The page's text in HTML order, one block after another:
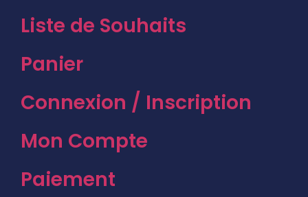
Liste de Souhaits
Panier
Connexion / Inscription
Mon Compte
Paiement